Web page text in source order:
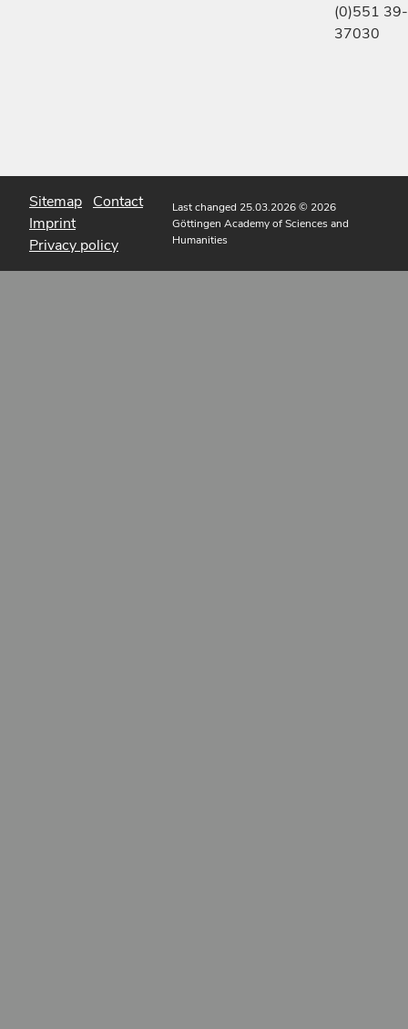
(0)551 39-
37030
Sitemap Contact
Imprint
Privacy policy
Last changed 25.03.2026© 2026
Göttingen Academy of Sciences and
Humanities